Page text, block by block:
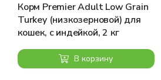
Корм Premier Adult Low Grain
Turkey (низкозерновой) для
кошек, с индейкой, 2 кг
В корзину